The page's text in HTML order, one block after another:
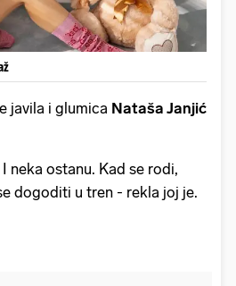
javila i glumica Nataša Janjić
neka ostanu. Kad se rodi,
dogoditi u tren - rekla joj je.